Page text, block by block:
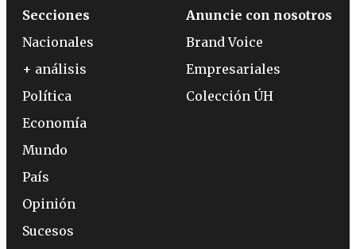
Secciones
Nacionales
+ análisis
Política
Economía
Mundo
País
Opinión
Sucesos
Anuncie con nosotros
Brand Voice
Empresariales
Colección ÚH